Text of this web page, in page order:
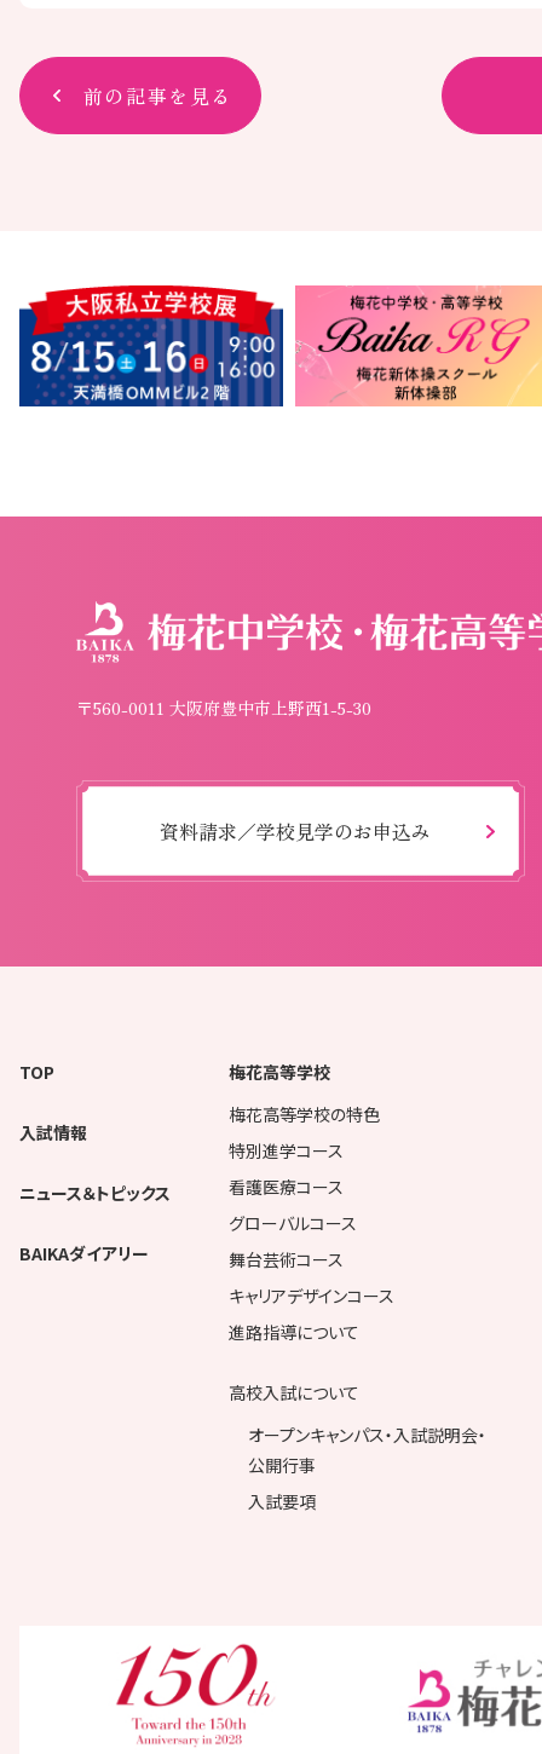
前の記事を見る
〒560-0011 大阪府豊中市上野西1-5-30
資料請求／学校見学のお申込み
TOP
入試情報
ニュース＆トピックス
BAIKAダイアリー
梅花高等学校
梅花高等学校の特色
特別進学コース
看護医療コース
グローバルコース
舞台芸術コース
キャリアデザインコース
進路指導について
高校入試について
オープンキャンパス・入試説明会・
公開行事
入試要項